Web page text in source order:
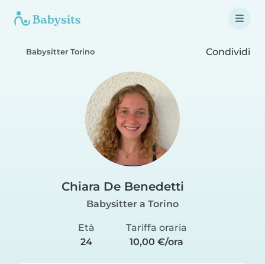
Babysitter Torino Condividi
Chiara De Benedetti
Babysitter a Torino
Età
24
Tariffa oraria
10,00 €/ora